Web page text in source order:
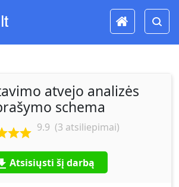
atvejo analizės
schema
9.9 (3 atsiliepimai)
Atsisiųsti šį darbą